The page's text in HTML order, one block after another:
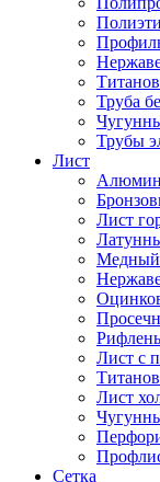
Труба
Трубы
Лист
Лист
Медный
Лист с
Лист
Сетка